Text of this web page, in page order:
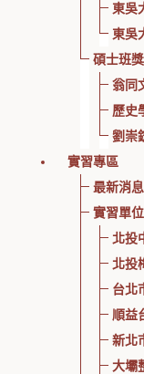
東吳
東吳
碩士班
翁同
歷史
劉崇
實習專區
最新消息
實習單
北投
北投
台北
順益
新北
大壩